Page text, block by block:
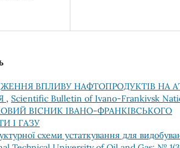
ВПЛИВУ НАФТОПРОДУКТІВ НА
, Scientific Bulletin of Ivano-Frankivsk
ВІСНИК ІВАНО-ФРАНКІВСЬКОГО
І ГАЗУ
схеми устаткування для